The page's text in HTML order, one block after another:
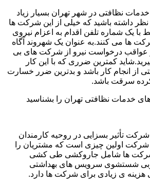
نظافتی در شهر تهران بسیار زیاد
نظر داشته باشید که خیلی از این شرکت ها
با یک شماره تلفن اقدام به اعزام نیروی
ها می کنند.به عنوان یک شهروند آگاه
و عواقب درخواست نیرو از شرکت های بی
کمترین ضرری که با این کار
از انجام کار باشد و بدترین ضرر خسارت
سرقت باشد.
خدمات نظافتی تهران را بشناسید
تأثیر بسزایی در روحیه کارمندان
شرکت اولین چیزی است که مشتریان را
ها شامل جاروکشی طی کشی
شستشوی سرویس های بهداشتی
هزینه ی زیادی برای شرکت ها دارد.